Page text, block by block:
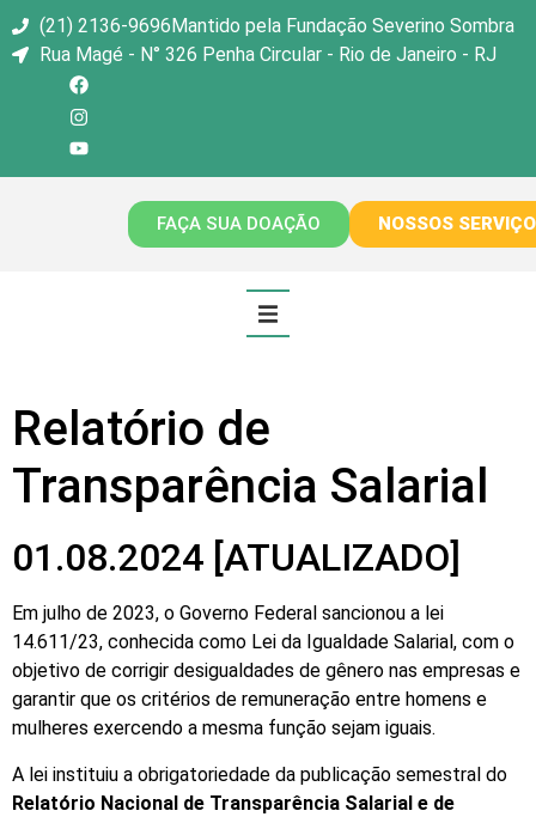
(21) 2136-9696Mantido pela Fundação Severino Sombra
Rua Magé - N° 326 Penha Circular - Rio de Janeiro - RJ
FAÇA SUA DOAÇÃO NOSSOS
HISTÓRIA
SERVIÇOS
NOTÍCIAS
EVENTOS
PARCEIROS
Relatório de
Transparência Salarial
01.08.2024 [ATUALIZADO]
Em julho de 2023, o Governo Federal sancionou a lei
14.611/23, conhecida como Lei da Igualdade Salarial, com o
objetivo de corrigir desigualdades de gênero nas empresas e
garantir que os critérios de remuneração entre homens e
mulheres exercendo a mesma função sejam iguais.
A lei instituiu a obrigatoriedade da publicação semestral do
Relatório Nacional de Transparência Salarial e de